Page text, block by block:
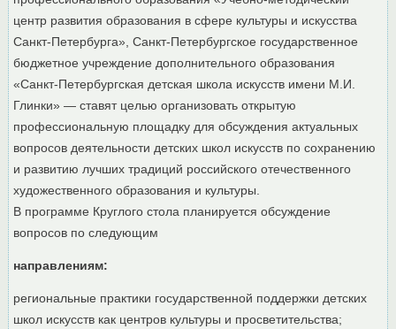
центр развития образования в сфере культуры и искусства
Санкт-Петербурга», Санкт-Петербургское государственное
бюджетное учреждение дополнительного образования
«Санкт-Петербургская детская школа искусств имени М.И.
Глинки» — ставят целью организовать открытую
профессиональную площадку для обсуждения актуальных
вопросов деятельности детских школ искусств по сохранению
и развитию лучших традиций российского отечественного
художественного образования и культуры.
В программе Круглого стола планируется обсуждение
вопросов по следующим
направлениям:
региональные практики государственной поддержки детских
школ искусств как центров культуры и просветительства;